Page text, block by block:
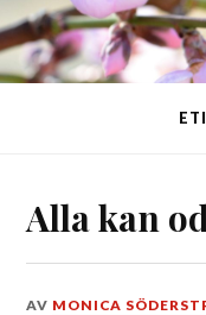
Alla kan
DEN
AV MONICA